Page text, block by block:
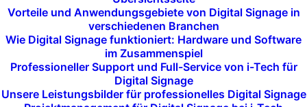
Vorteile und Anwendungsgebiete von Digital Signage in
verschiedenen Branchen
Wie Digital Signage funktioniert: Hardware und Software
im Zusammenspiel
Professioneller Support und Full-Service von i-Tech für
Digital Signage
Unsere Leistungsbilder für professionelles Digital Signage
bearbeiten. Damit fördern Sie Teamgeist
und Zusammenarbeit auch bei
geografischer Trennung.